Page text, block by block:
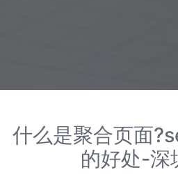
什么是聚合页面
的好处-深